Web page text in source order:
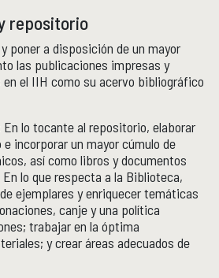
repositorio
poner a disposición de un mayor
las publicaciones impresas y
el IIH como su acervo bibliográfico
lo tocante al repositorio, elaborar
incorporar un mayor cúmulo de
así como libros y documentos
lo que respecta a la Biblioteca,
ejemplares y enriquecer temáticas
canje y una política
trabajar en la óptima
y crear áreas adecuados de